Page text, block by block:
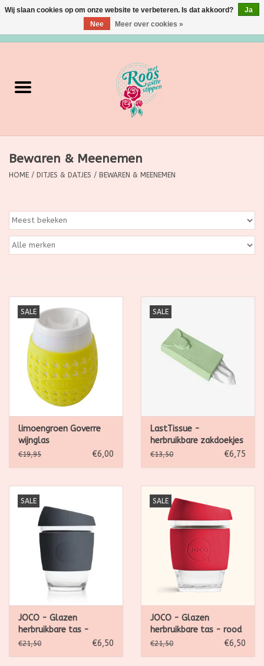
Verzorging
Grimeermateriaal
Huishoudartikelen
Ditjes & Datjes
Kadootjes
Belgisch
Workshops
Bewaren & Meenemen
HOME / DITJES & DATJES / BEWAREN & MEENEMEN
SALE
limoengroen Goverre
wijnglas
€19,95 €6,00
SALE
LastTissue -
herbruikbare zakdoekjes
- Green
€13,50 €6,75
SALE
JOCO - Glazen
herbruikbare tas -
donkergrijs - 12oz
€21,50 €6,50
SALE
JOCO - Glazen
herbruikbare tas - rood
- 12oz (354ml)
€21,50 €6,50
Wij slaan cookies op om onze website te verbeteren. Is dat akkoord?
Ja
Nee
Meer over cookies »